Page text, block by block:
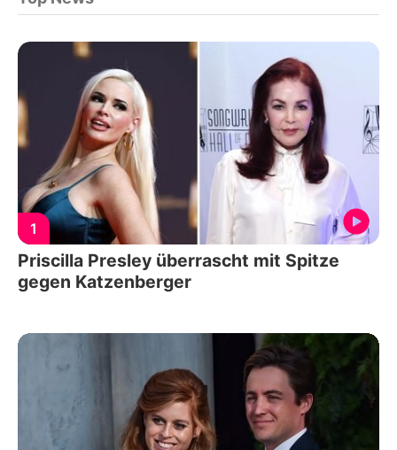
1
Priscilla Presley überrascht mit Spitze
gegen Katzenberger